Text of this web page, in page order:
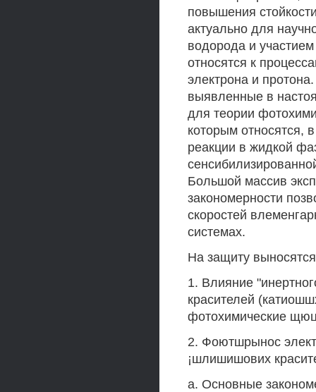
повышения
актуально для
водорода и
относятся к
электрона и
выявленные в
для теории
которым относятся,
реакции в жидкой
Большой массив
закономерности
скоростей
системах.
На защиту
1. Влияние
красителей
фотохимические
2. Фоютшрынос
¡шлишишових
a. Основные